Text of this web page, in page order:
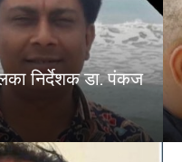
निर्देशक डा. पंकज